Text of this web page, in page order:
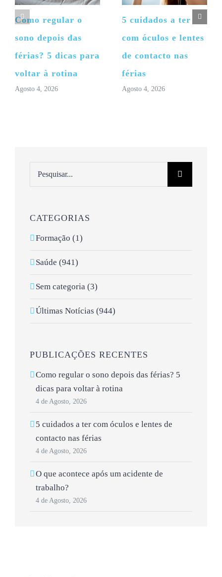
Como regular o
sono depois das
férias? 5 dicas para
voltar à rotina
Agosto 4, 2026
5 cuidados a ter
com óculos e lentes
de contacto nas
férias
Agosto 4, 2026
CATEGORIAS
Formação (1)
Saúde (941)
Sem categoria (3)
Últimas Notícias (944)
PUBLICAÇÕES RECENTES
Como regular o sono depois das férias? 5
dicas para voltar à rotina
4 de Agosto, 2026
5 cuidados a ter com óculos e lentes de
contacto nas férias
4 de Agosto, 2026
O que acontece após um acidente de
trabalho?
4 de Agosto, 2026